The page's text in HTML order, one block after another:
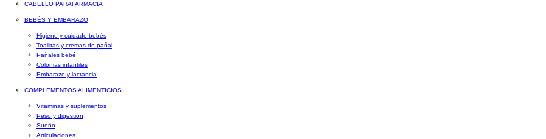
CABELLO PARAFARMACIA
BEBÉS Y EMBARAZO
Higiene y cuidado bebés
Toallitas y cremas de pañal
Pañales bebé
Colonias infantiles
Embarazo y lactancia
COMPLEMENTOS ALIMENTICIOS
Vitaminas y suplementos
Peso y digestión
Sueño
Articulaciones